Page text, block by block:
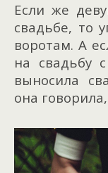
Если же
свадьбе, то
воротам. А
на свадьбу
выносила
она